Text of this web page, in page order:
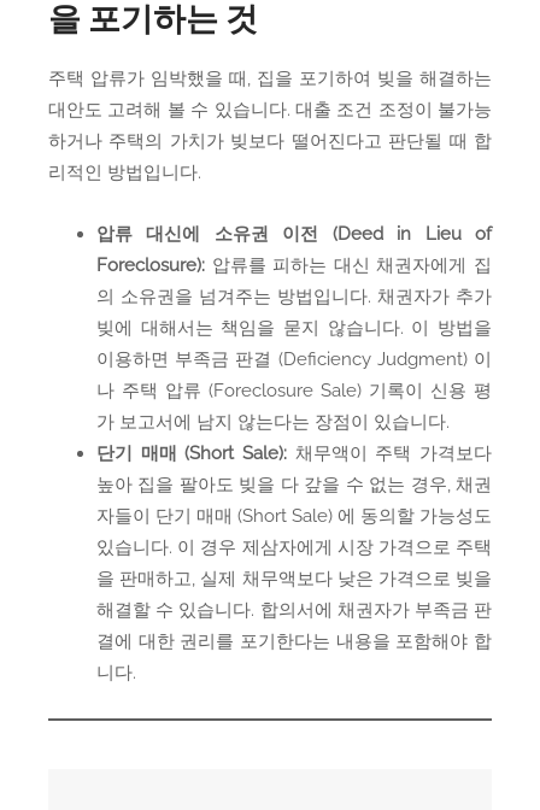
을 포기하는 것
주택 압류가 임박했을 때, 집을 포기하여 빚을 해결하는
대안도 고려해 볼 수 있습니다. 대출 조건 조정이 불가능
하거나 주택의 가치가 빚보다 떨어진다고 판단될 때 합
리적인 방법입니다.
압류 대신에 소유권 이전 (Deed in Lieu of
Foreclosure): 압류를 피하는 대신 채권자에게 집
의 소유권을 넘겨주는 방법입니다. 채권자가 추가
빚에 대해서는 책임을 묻지 않습니다. 이 방법을
이용하면 부족금 판결 (Deficiency Judgment) 이
나 주택 압류 (Foreclosure Sale) 기록이 신용 평
가 보고서에 남지 않는다는 장점이 있습니다.
단기 매매 (Short Sale): 채무액이 주택 가격보다
높아 집을 팔아도 빚을 다 갚을 수 없는 경우, 채권
자들이 단기 매매 (Short Sale) 에 동의할 가능성도
있습니다. 이 경우 제삼자에게 시장 가격으로 주택
을 판매하고, 실제 채무액보다 낮은 가격으로 빚을
해결할 수 있습니다. 합의서에 채권자가 부족금 판
결에 대한 권리를 포기한다는 내용을 포함해야 합
니다.